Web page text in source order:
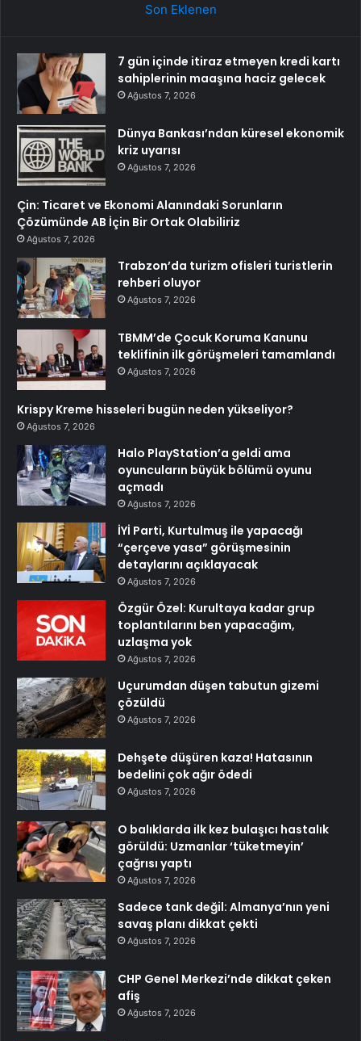
Son Eklenen
7 gün içinde itiraz etmeyen kredi kartı
sahiplerinin maaşına haciz gelecek
Ağustos 7, 2026
Dünya Bankası’ndan küresel ekonomik
kriz uyarısı
Ağustos 7, 2026
Çin: Ticaret ve Ekonomi Alanındaki Sorunların
Çözümünde AB İçin Bir Ortak Olabiliriz
Ağustos 7, 2026
Trabzon’da turizm ofisleri turistlerin
rehberi oluyor
Ağustos 7, 2026
TBMM’de Çocuk Koruma Kanunu
teklifinin ilk görüşmeleri tamamlandı
Ağustos 7, 2026
Krispy Kreme hisseleri bugün neden yükseliyor?
Ağustos 7, 2026
Halo PlayStation’a geldi ama
oyuncuların büyük bölümü oyunu
açmadı
Ağustos 7, 2026
İYİ Parti, Kurtulmuş ile yapacağı
“çerçeve yasa” görüşmesinin
detaylarını açıklayacak
Ağustos 7, 2026
Özgür Özel: Kurultaya kadar grup
toplantılarını ben yapacağım,
uzlaşma yok
Ağustos 7, 2026
Uçurumdan düşen tabutun gizemi
çözüldü
Ağustos 7, 2026
Dehşete düşüren kaza! Hatasının
bedelini çok ağır ödedi
Ağustos 7, 2026
O balıklarda ilk kez bulaşıcı hastalık
görüldü: Uzmanlar ‘tüketmeyin’
çağrısı yaptı
Ağustos 7, 2026
Sadece tank değil: Almanya’nın yeni
savaş planı dikkat çekti
Ağustos 7, 2026
CHP Genel Merkezi’nde dikkat çeken
afiş
Ağustos 7, 2026